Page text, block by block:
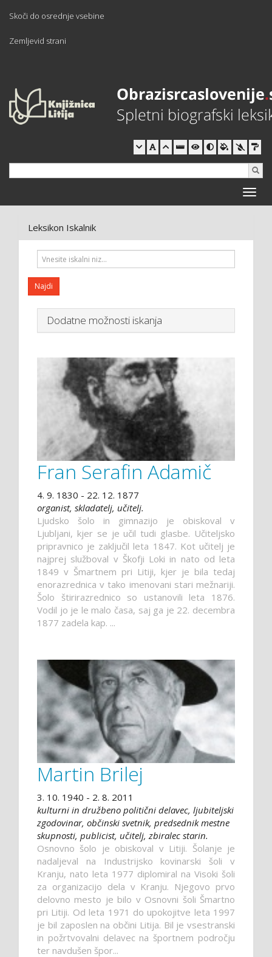
Skoči do osrednje vsebine
Zemljevid strani
Toggle
Leksikon Iskalnik
Dodatne možnosti iskanja
Fran Serafin Adamič
4. 9. 1830 - 22. 12. 1877
organist, skladatelj, učitelj.
Ljudsko šolo in gimnazijo je obiskoval v
Ljubljani, kjer se je učil tudi glasbe. Učiteljsko
pripravnico je zaključil leta 1847. Kot učitelj je
najprej služboval v Škofji Loki in nato od leta
1849 v Šmartnem pri Litiji, kjer je bila tedaj
enorazrednica v tako imenovani stari mežnariji.
Šolo štirirazrednico so ustanovili leta 1876.
Vodil jo je le malo časa, saj ga je 22. decembra
1877 zadela kap. ...
Martin Brilej
3. 10. 1940 - 2. 8. 2011
kulturni in družbeno politični delavec, ljubiteljski
zgodovinar, občinski svetnik, predsednik mestne
skupnosti, publicist, učitelj, zbiralec starin.
Osnovno šolo je obiskoval v Litiji. Šolanje je
nadaljeval na Industrijsko kovinarski šoli v
Kranju, nato leta 1977 diplomiral na Visoki šoli
za organizacijo dela v Kranju. Njegovo prvo
delovno mesto je bilo v Osnovni šoli Šmartno
pri Litiji. Od leta 1971 do upokojitve leta 1997
je bil zaposlen na občini Litija. Bil je vsestranski
in požrtvovalni delavec na športnem področju
ter navdušen špor...